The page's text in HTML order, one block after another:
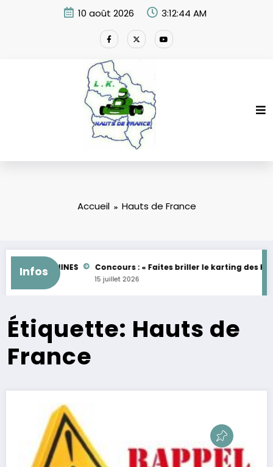
10 août 2026 3:12:44 AM
Accueil Hauts de France
Infos
– FEMININES Concours : « Faites briller le karting des
15 juillet 2026
Étiquette: Hauts de
France